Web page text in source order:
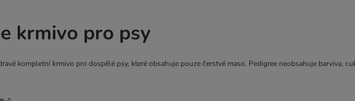
krmivo pro psy
kompletní krmivo pro dospělé psy, které obsahuje pouze čerstvé maso. Pedigree neobsahuje barviva,